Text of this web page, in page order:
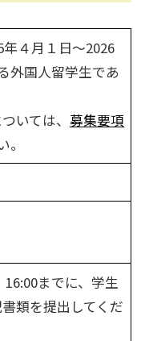
４月１日～2026
外国人留学生であ
いては、 募集要項
までに、学生
類を提出してくだ